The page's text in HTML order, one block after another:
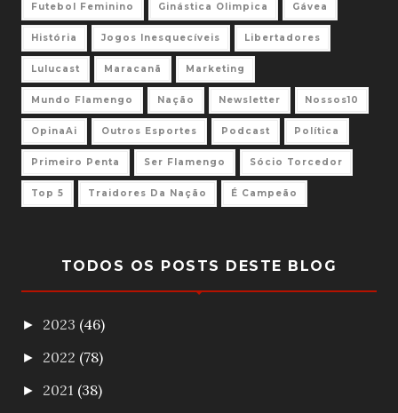
Futebol Feminino Ginástica Olimpica Gávea
História Jogos Inesquecíveis Libertadores
Lulucast Maracanã Marketing
Mundo Flamengo Nação Newsletter Nossos10
OpinaAi Outros Esportes Podcast Política
Primeiro Penta Ser Flamengo Sócio Torcedor
Top 5 Traidores Da Nação É Campeão
TODOS OS POSTS DESTE BLOG
► 2023 (46)
► 2022 (78)
► 2021 (38)